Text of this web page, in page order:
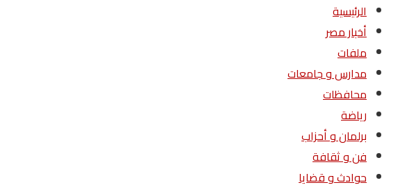
الرئيسية
أخبار مصر
ملفات
مدارس و جامعات
محافظات
رياضة
برلمان و أحزاب
فن و ثقافة
حوادث و قضايا